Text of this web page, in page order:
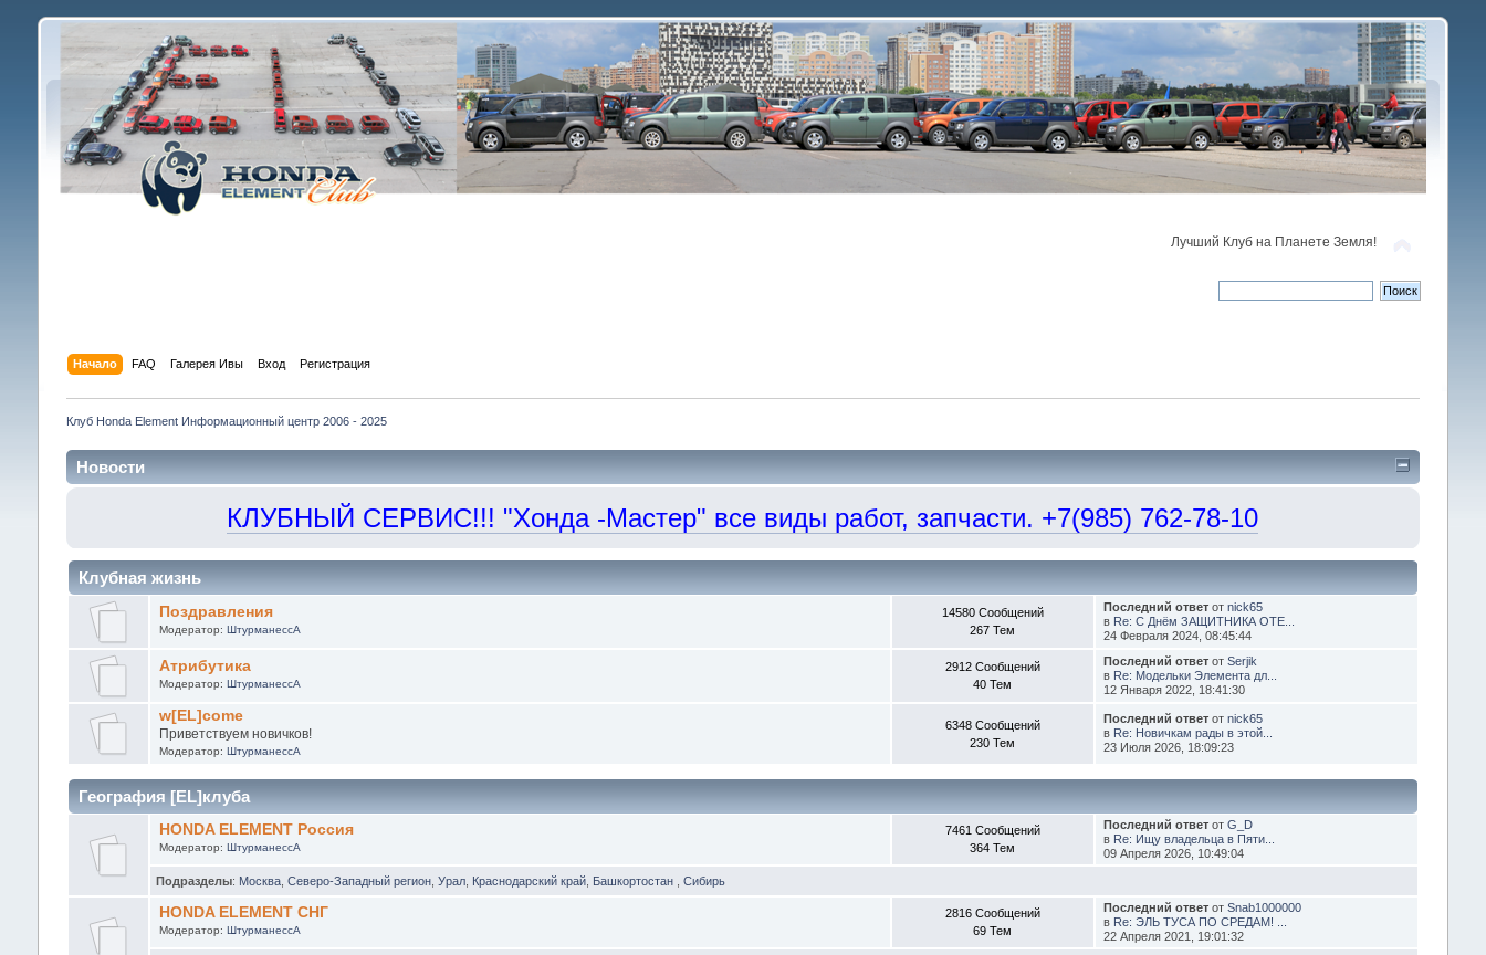
Лучший Клуб на Планете Земля!
Начало FAQ Галерея Ивы Вход Регистрация
Клуб Honda Element Информационный центр 2006 - 2025
Новости
КЛУБНЫЙ СЕРВИС!!! "Хонда -Мастер" все виды работ, запчасти. +7(985) 762-78-10
Клубная жизнь
Поздравления
Модератор:ШтурманессА
14580 Сообщений
267 Тем
Последний ответ отnick65
в Re: С Днём ЗАЩИТНИКА ОТЕ...
24 Февраля 2024, 08:45:44
Атрибутика
Модератор:ШтурманессА
2912 Сообщений
40 Тем
Последний ответ отSerjik
в Re: Модельки Элемента дл...
12 Января 2022, 18:41:30
w[EL]come
Приветствуем новичков!
Модератор:ШтурманессА
6348 Сообщений
230 Тем
Последний ответ отnick65
в Re: Новичкам рады в этой...
23 Июля 2026, 18:09:23
География [EL]клуба
HONDA ELEMENT Россия
Модератор:ШтурманессА
7461 Сообщений
364 Тем
Последний ответ отG_D
в Re: Ищу владельца в Пяти...
09 Апреля 2026, 10:49:04
Подразделы: Москва, Северо-Западный регион, Урал, Краснодарский край, Башкортостан Сибирь
HONDA ELEMENT СНГ
Модератор:ШтурманессА
2816 Сообщений
69 Тем
Последний ответ отSnab1000000
в Re: ЭЛЬ ТУСА ПО СРЕДАМ! ...
22 Апреля 2021, 19:01:32